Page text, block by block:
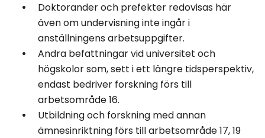
Doktorander och prefekter redovisas här
även om undervisning inte ingår i
anställningens arbetsuppgifter.
Andra befattningar vid universitet och
högskolor som, sett i ett längre tidsperspektiv,
endast bedriver forskning förs till
arbetsområde 16.
Utbildning och forskning med annan
ämnesinriktning förs till arbetsområde 17, 19